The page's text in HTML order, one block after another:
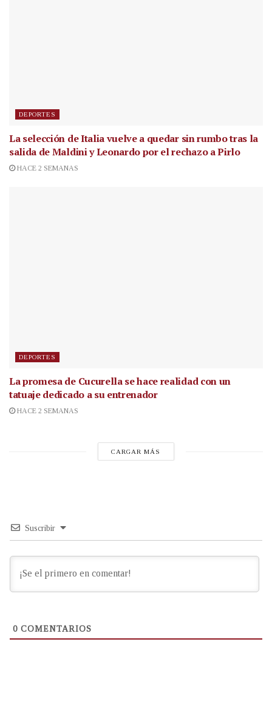
DEPORTES
La selección de Italia vuelve a quedar sin rumbo tras la
salida de Maldini y Leonardo por el rechazo a Pirlo
HACE 2 SEMANAS
DEPORTES
La promesa de Cucurella se hace realidad con un
tatuaje dedicado a su entrenador
HACE 2 SEMANAS
CARGAR MÁS
Suscribir
0 COMENTARIOS